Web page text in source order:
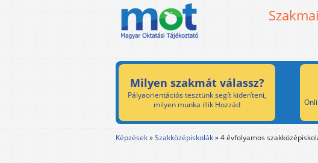
Milyen szakmát válassz?
Pályaorientációs tesztünk segít kideríteni,
milyen munka illik Hozzád
Képzések»Szakközépiskolák»4 évfolyamos